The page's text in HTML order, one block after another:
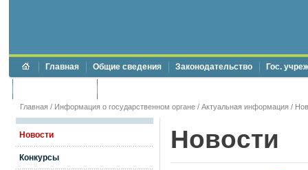
Главная Общие сведения Законодательство Гос.
Главная / Информация о государственном органе / Актуальная информация /
Новости
Конкурсы
Новости